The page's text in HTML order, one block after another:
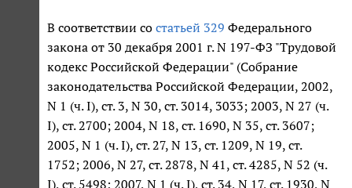
В соответствии со статьей 329 Федерального
закона от 30 декабря 2001 г. N 197-ФЗ "Трудовой
кодекс Российской Федерации" (Собрание
законодательства Российской Федерации, 2002,
N 1 (ч. I), ст. 3, N 30, ст. 3014, 3033; 2003, N 27 (ч.
I), ст. 2700; 2004, N 18, ст. 1690, N 35, ст. 3607;
2005, N 1 (ч. I), ст. 27, N 13, ст. 1209, N 19, ст.
1752; 2006, N 27, ст. 2878, N 41, ст. 4285, N 52 (ч.
I), ст. 5498; 2007, N 1 (ч. I), ст. 34, N 17, ст. 1930, N